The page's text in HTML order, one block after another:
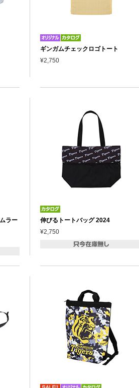
ギンガムチェックロゴトート
¥2,750
ラー
伸びるトートバッグ 2024
¥2,750